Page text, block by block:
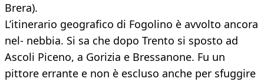
Brera).
L’itinerario geografico di Fogolino è avvolto ancora
nel- nebbia. Si sa che dopo Trento si sposto ad
Ascoli Piceno, a Gorizia e Bressanone. Fu un
pittore errante e non è escluso anche per sfuggire